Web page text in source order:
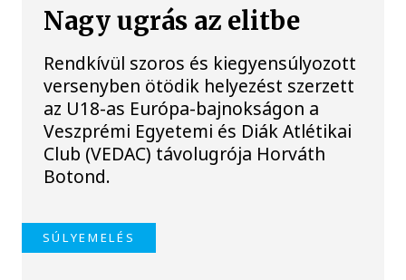
Nagy ugrás az elitbe
Rendkívül szoros és kiegyensúlyozott
versenyben ötödik helyezést szerzett
az U18-as Európa-bajnokságon a
Veszprémi Egyetemi és Diák Atlétikai
Club (VEDAC) távolugrója Horváth
Botond.
SÚLYEMELÉS